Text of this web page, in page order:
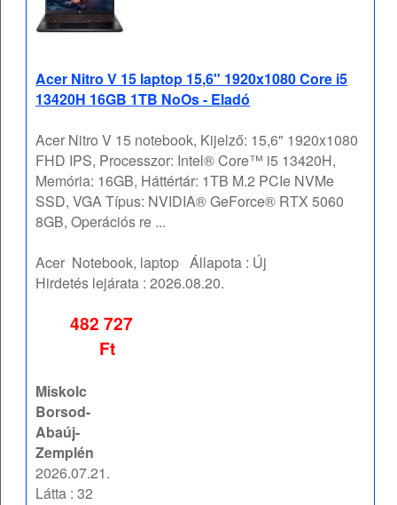
Acer Nitro V 15 laptop 15,6" 1920x1080 Core i5
13420H 16GB 1TB NoOs - Eladó
Acer Nitro V 15 notebook, Kijelző: 15,6" 1920x1080
FHD IPS, Processzor: Intel® Core™ i5 13420H,
Memória: 16GB, Háttértár: 1TB M.2 PCIe NVMe
SSD, VGA Típus: NVIDIA® GeForce® RTX 5060
8GB, Operációs re ...
Acer Notebook, laptop Állapota : Új
Hirdetés lejárata :2026.08.20.
482 727
Ft
Miskolc
Borsod-
Abaúj-
Zemplén
2026.07.21.
Látta : 32